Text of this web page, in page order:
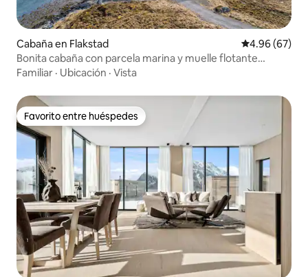
Cabaña en Flakstad Calificación
4.96 (67)
Bonita cabaña con parcela marina y muelle flotante
privado
Familiar · Ubicación · Vista
Favorito entre huéspedes
Favorito entre huéspedes